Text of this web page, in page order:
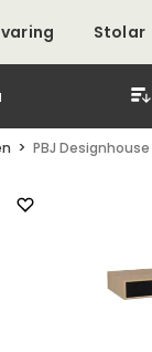
Stolar
PBJ Designhouse